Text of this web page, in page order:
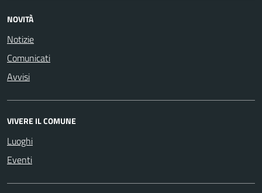
NOVITÀ
Notizie
Comunicati
Avvisi
VIVERE IL COMUNE
Luoghi
Eventi